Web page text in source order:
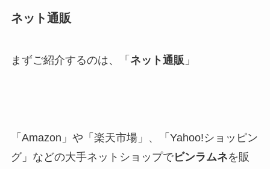
ネット通販
まずご紹介するのは、「 ネット通販 」
「Amazon」や「楽天市場」、「Yahoo!ショッピン
グ」などの大手ネットショップでビンラムネを販